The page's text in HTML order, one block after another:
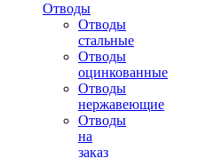
Отводы
Отводы
стальные
Отводы
оцинкованные
Отводы
нержавеющие
Отводы
на
заказ